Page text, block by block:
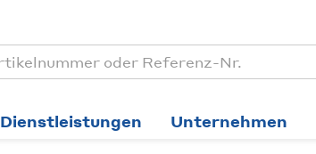
Dienstleistungen Unternehmen